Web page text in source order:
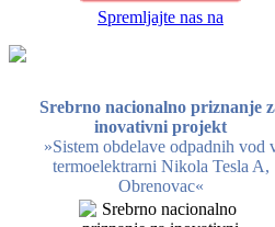
Spremljajte nas na
Srebrno nacionalno priznanje
inovativni projekt
»Sistem obdelave odpadnih vod
termoelektrarni Nikola Tesla A,
Obrenovac«